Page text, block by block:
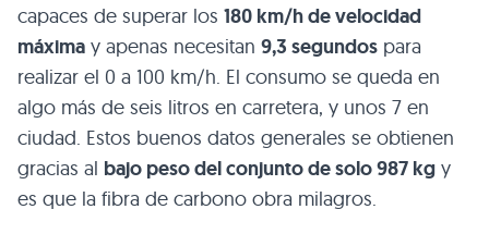
capaces de superar los 180 km/h de velocidad
máxima y apenas necesitan 9,3 segundos para
realizar el 0 a 100 km/h. El consumo se queda en
algo más de seis litros en carretera, y unos 7 en
ciudad. Estos buenos datos generales se obtienen
gracias al bajo peso del conjunto de solo 987 kg y
es que la fibra de carbono obra milagros.